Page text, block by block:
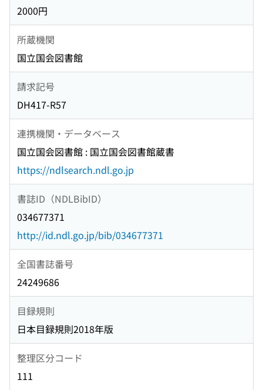
2000円
所蔵機関
国立国会図書館
請求記号
DH417-R57
連携機関・データベース
国立国会図書館 : 国立国会図書館蔵書
https://ndlsearch.ndl.go.jp
書誌ID（NDLBibID）
034677371
http://id.ndl.go.jp/bib/034677371
全国書誌番号
24249686
目録規則
日本目録規則2018年版
整理区分コード
111